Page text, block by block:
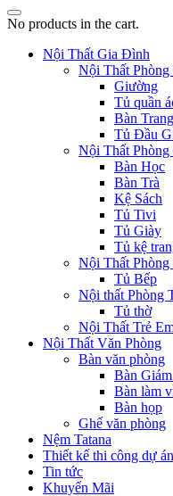
No products in the cart.
Nội Thất Gia Đình
Nội Thất Phòng
Giường
Tủ quần
Bàn
Tủ Đầu
Nội Thất Phòng
Bàn Học
Bàn Trà
Kệ Sách
Tủ Tivi
Tủ Giày
Tủ kệ
Nội Thất Phòng
Tủ Bếp
Nội thất Phòng
Tủ thờ
Nội Thất Trẻ
Nội Thất Văn Phòng
Bàn văn phòng
Bàn
Bàn làm
Bàn họp
Ghế văn phòng
Nệm Tatana
Thiết kế thi công dự án
Tin tức
Khuyến Mãi